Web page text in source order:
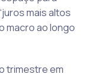
mais altos
macro ao longo
trimestre em